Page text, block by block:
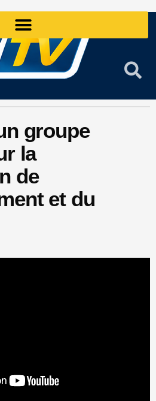
groupe
la
de
et du